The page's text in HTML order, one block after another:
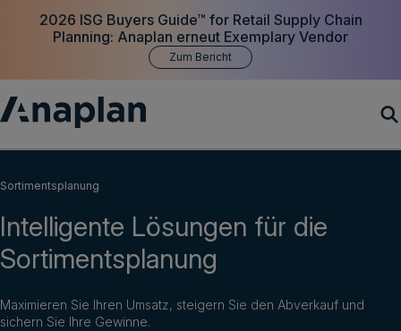
2026 ISG Buyers Guide™ for Retail Supply Chain
Planning: Anaplan erneut Exemplary Vendor
Zum Bericht
Customer Success
Ressourcen
Unternehmen
Sortimentsplanung
Intelligente Lösungen für die
Sortimentsplanung
Maximieren Sie Ihren Umsatz, steigern Sie den Abverkauf und
sichern Sie Ihre Gewinne.